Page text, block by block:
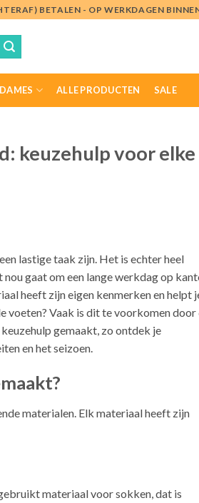
BETALEN - OP WERKDAGEN
DAMES ALLE PRODUCTEN SALE
keuzehulp voor elke
lastige taak zijn. Het is echter heel
gaat om een lange werkdag op
heeft zijn eigen kenmerken en helpt
voeten? Vaak is dit te voorkomen door
gemaakt, zo ontdek je
en het seizoen.
materialen. Elk materiaal heeft zijn
materiaal voor sokken, dat is